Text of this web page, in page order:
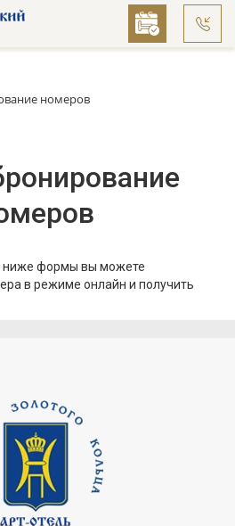
номеров
формы вы можете
в режиме онлайн и получить